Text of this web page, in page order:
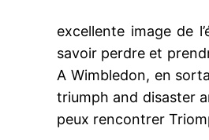
excellente image de
savoir perdre et
A Wimbledon, en
triumph and disaster
peux rencontrer